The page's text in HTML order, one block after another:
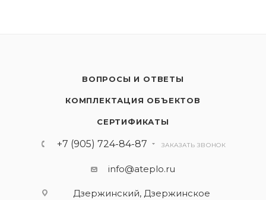
ВОПРОСЫ И ОТВЕТЫ
КОМПЛЕКТАЦИЯ ОБЪЕКТОВ
СЕРТИФИКАТЫ
+7 (905) 724-84-87 ЗАКАЗАТЬ ЗВОНОК
info@ateplo.ru
Дзержинский, Дзержинское